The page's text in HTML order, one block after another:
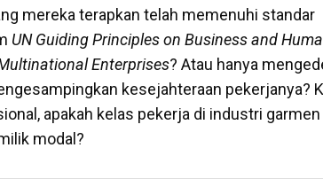
mereka terapkan telah memenuhi standar
UN Guiding Principles on Business and
Enterprises? Atau hanya
kesejahteraan pekerjanya?
apakah kelas pekerja di industri garmen
modal?